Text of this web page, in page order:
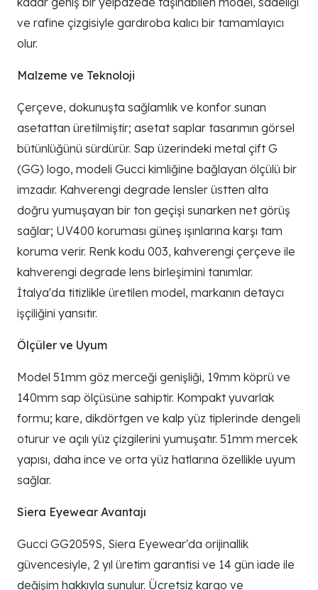
ve rafine çizgisiyle gardıroba kalıcı bir tamamlayıcı
olur.
Malzeme ve Teknoloji
Çerçeve, dokunuşta sağlamlık ve konfor sunan
asetattan üretilmiştir; asetat saplar tasarımın görsel
bütünlüğünü sürdürür. Sap üzerindeki metal çift G
(GG) logo, modeli Gucci kimliğine bağlayan ölçülü bir
imzadır. Kahverengi degrade lensler üstten alta
doğru yumuşayan bir ton geçişi sunarken net görüş
sağlar; UV400 koruması güneş ışınlarına karşı tam
koruma verir. Renk kodu 003, kahverengi çerçeve ile
kahverengi degrade lens birleşimini tanımlar.
İtalya'da titizlikle üretilen model, markanın detaycı
işçiliğini yansıtır.
Ölçüler ve Uyum
Model 51mm göz merceği genişliği, 19mm köprü ve
140mm sap ölçüsüne sahiptir. Kompakt yuvarlak
formu; kare, dikdörtgen ve kalp yüz tiplerinde dengeli
oturur ve açılı yüz çizgilerini yumuşatır. 51mm mercek
yapısı, daha ince ve orta yüz hatlarına özellikle uyum
sağlar.
Siera Eyewear Avantajı
Gucci GG2059S, Siera Eyewear'da orijinallik
güvencesiyle, 2 yıl üretim garantisi ve 14 gün iade ile
değişim hakkıyla sunulur. Ücretsiz kargo ve